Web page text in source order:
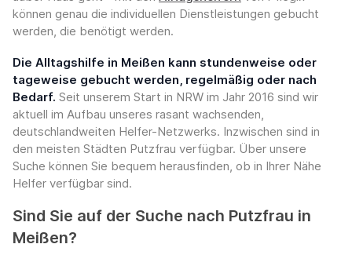
können genau die individuellen Dienstleistungen gebucht
werden, die benötigt werden.
Die Alltagshilfe in Meißen kann stundenweise oder
tageweise gebucht werden, regelmäßig oder nach
Bedarf. Seit unserem Start in NRW im Jahr 2016 sind wir
aktuell im Aufbau unseres rasant wachsenden,
deutschlandweiten Helfer-Netzwerks. Inzwischen sind in
den meisten Städten Putzfrau verfügbar. Über unsere
Suche können Sie bequem herausfinden, ob in Ihrer Nähe
Helfer verfügbar sind.
Sind Sie auf der Suche nach Putzfrau in
Meißen?